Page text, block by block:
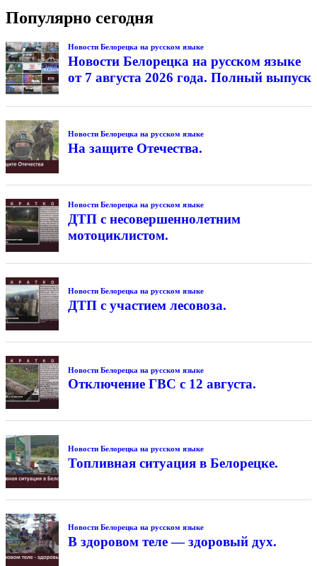
Популярно сегодня
Новости Белорецка на русском языке
Новости Белорецка на русском языке
от 7 августа 2026 года. Полный выпуск
Новости Белорецка на русском языке
На защите Отечества.
Новости Белорецка на русском языке
ДТП с несовершеннолетним
мотоциклистом.
Новости Белорецка на русском языке
ДТП с участием лесовоза.
Новости Белорецка на русском языке
Отключение ГВС с 12 августа.
Новости Белорецка на русском языке
Топливная ситуация в Белорецке.
Новости Белорецка на русском языке
В здоровом теле — здоровый дух.